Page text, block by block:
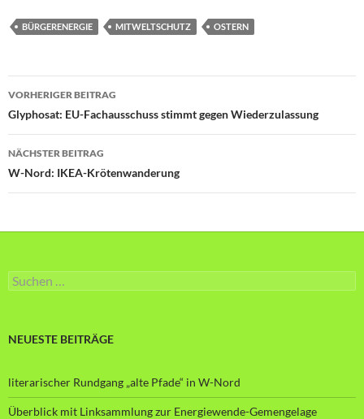
BÜRGERENERGIE MITWELTSCHUTZ OSTERN
Beitragsnavigation
VORHERIGER BEITRAG
Glyphosat: EU-Fachausschuss stimmt gegen Wiederzulassung
NÄCHSTER BEITRAG
W-Nord: IKEA-Krötenwanderung
Suche
nach:
NEUESTE BEITRÄGE
literarischer Rundgang „alte Pfade“ in W-Nord
Überblick mit Linksammlung zur Energiewende-Gemengelage